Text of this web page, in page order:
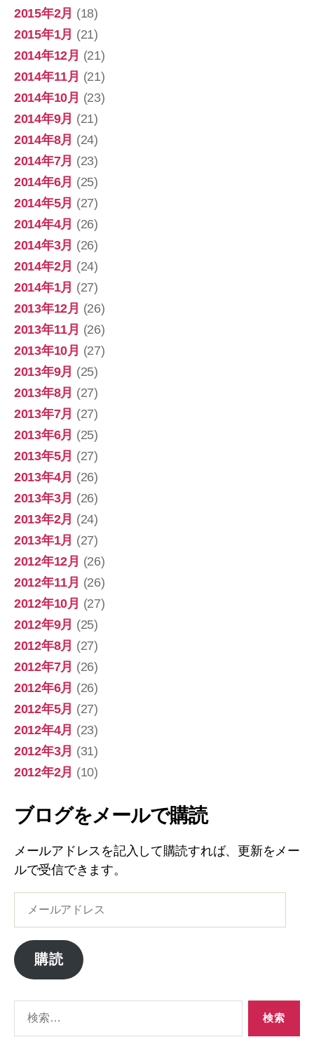
2015年2月 (18)
2015年1月 (21)
2014年12月 (21)
2014年11月 (21)
2014年10月 (23)
2014年9月 (21)
2014年8月 (24)
2014年7月 (23)
2014年6月 (25)
2014年5月 (27)
2014年4月 (26)
2014年3月 (26)
2014年2月 (24)
2014年1月 (27)
2013年12月 (26)
2013年11月 (26)
2013年10月 (27)
2013年9月 (25)
2013年8月 (27)
2013年7月 (27)
2013年6月 (25)
2013年5月 (27)
2013年4月 (26)
2013年3月 (26)
2013年2月 (24)
2013年1月 (27)
2012年12月 (26)
2012年11月 (26)
2012年10月 (27)
2012年9月 (25)
2012年8月 (27)
2012年7月 (26)
2012年6月 (26)
2012年5月 (27)
2012年4月 (23)
2012年3月 (31)
2012年2月 (10)
ブログをメールで購読
メールアドレスを記入して購読すれば、更新をメー
ルで受信できます。
ア
ド
ス
購読